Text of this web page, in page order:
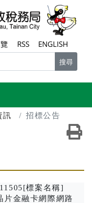
RSS ENGLISH
搜尋
訊
招標公告
標案名稱]
片金融卡網際網路